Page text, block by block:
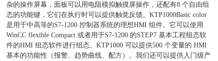
杂的操作屏幕，面板可以用电阻模拟触摸屏操作，还配有8 个自由组
态的功能键，它们在执行时可以提供触觉反馈。KTP1000Basic color
是用于中高等的S7-1200 控制器系统的理想HMI 组件。它可以使用
WinCC flexible Compact 或者用于S7-1200 的STEP7 基本工程组态软
件的HMI 组态软件进行组态。KTP1000 可以提供500 个变量的 HMI
基本的功能性（报警、趋势曲线、配方）。我们还可以提供入门级产